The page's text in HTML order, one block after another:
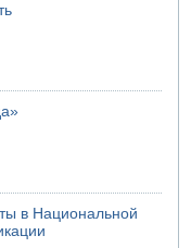
в Национальной